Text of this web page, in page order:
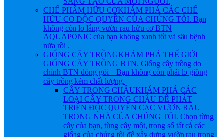
CHẾ PHẨM HỮU CƠKHÁM PHÁ CÁC CHẾ
HỮU CƠ ĐỘC QUYỀN CỦA CHÚNG TÔI. Bạn
không còn lo lắng vườn rau hữu cơ BTN
AQUAPONIC của bạn không xanh tốt và sâu bệnh
nữa rồi .
GIỐNG CÂY TRỒNGKHÁM PHÁ THẾ GIỚI
GIỐNG CÂY TRỒNG BTN. Giống cây trồng do
chính BTN đóng gói – Bạn không còn phải lo giống
cây trồng kém chất lượng.
CÂY TRONG CHẬUKHÁM PHÁ CÁC
LOẠI CÂY TRONG CHẬU ĐỂ PHÁT
TRIỂN ĐỘC QUYỀN CÁC VƯỜN RAU
TRONG NHÀ CỦA CHÚNG TÔI. Chọn từng
cây của bạn, từng cây một, trong số tất cả các
giống của chúng tôi để xây dựng vườn rau trong